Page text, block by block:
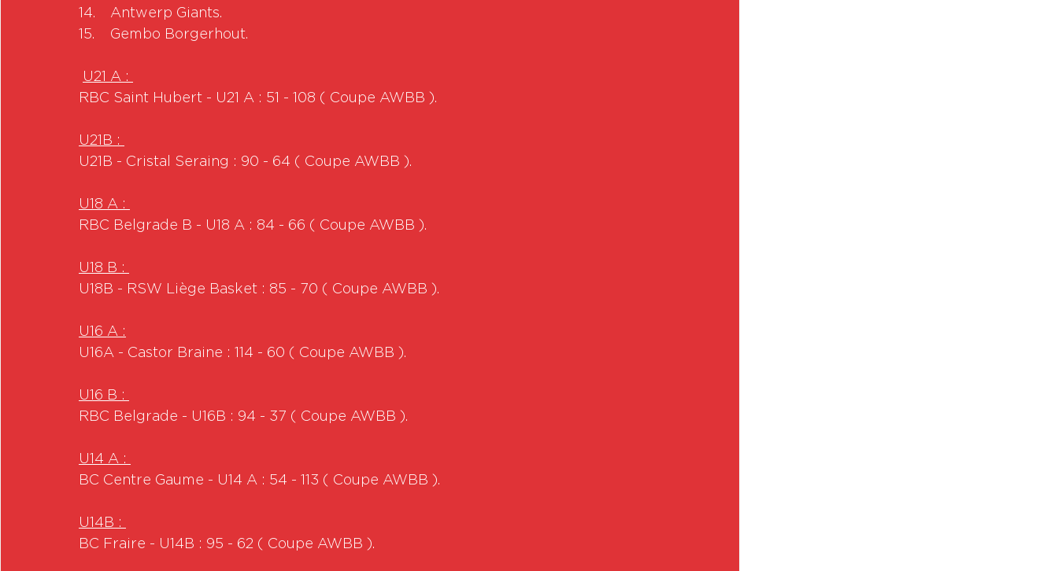
14.	Antwerp Giants.
15.	Gembo Borgerhout.
U21 A :
RBC Saint Hubert - U21 A : 51 - 108 ( Coupe AWBB ).
U21B :
U21B - Cristal Seraing : 90 - 64 ( Coupe AWBB ).
U18 A :
RBC Belgrade B - U18 A : 84 - 66 ( Coupe AWBB ).
U18 B :
U18B - RSW Liège Basket : 85 - 70 ( Coupe AWBB ).
U16 A :
U16A - Castor Braine : 114 - 60 ( Coupe AWBB ).
U16 B :
RBC Belgrade - U16B : 94 - 37 ( Coupe AWBB ).
U14 A :
BC Centre Gaume - U14 A : 54 - 113 ( Coupe AWBB ).
U14B :
BC Fraire - U14B : 95 - 62 ( Coupe AWBB ).